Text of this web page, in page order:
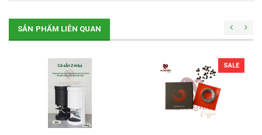
SẢN PHẨM LIÊN QUAN
SALE